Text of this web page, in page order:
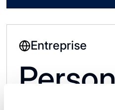
Entreprise